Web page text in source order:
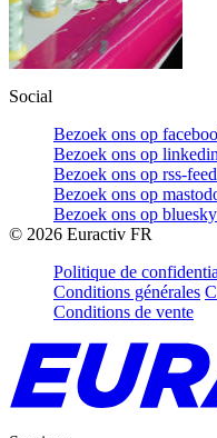
Social
Bezoek ons op
Bezoek ons op linkedin
Bezoek ons op rss-feed
Bezoek ons op
Bezoek ons op bluesky
© 2026 Euractiv FR
Politique de
Conditions générales
Conditions de vente